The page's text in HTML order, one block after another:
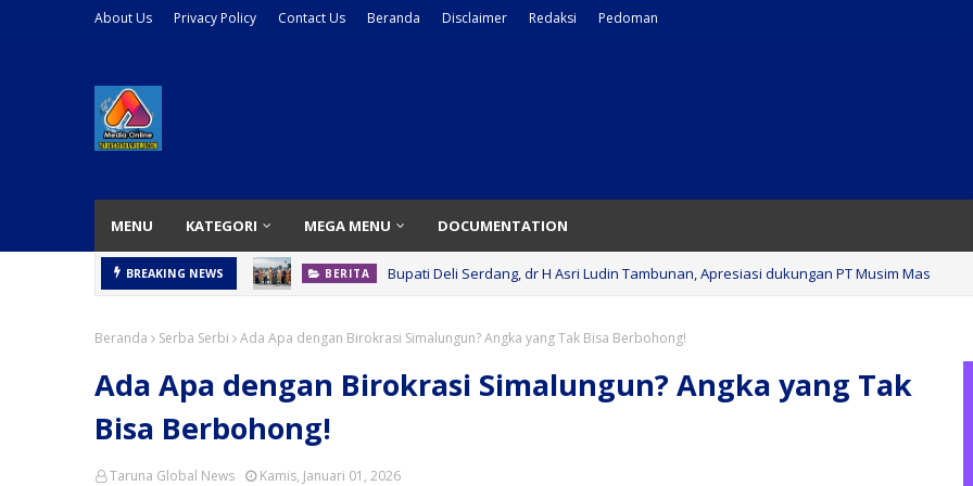
About Us Privacy Policy Contact Us Beranda Disclaimer Redaksi Pedoman
MENU KATEGORI MEGA MENU DOCUMENTATION
BREAKING NEWS BERITA Bupati Deli Serdang, dr H Asri Ludin Tambunan, Apresiasi dukungan PT Musim Mas
Beranda Serba Serbi Ada Apa dengan Birokrasi Simalungun? Angka yang Tak Bisa Berbohong!
Ada Apa dengan Birokrasi Simalungun? Angka yang Tak
Bisa Berbohong!
Taruna Global News Kamis, Januari 01, 2026